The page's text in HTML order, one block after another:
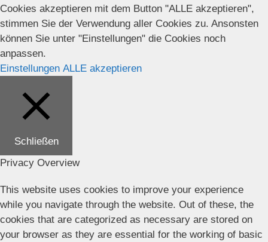
Cookies akzeptieren mit dem Button "ALLE akzeptieren",
stimmen Sie der Verwendung aller Cookies zu. Ansonsten
können Sie unter "Einstellungen" die Cookies noch
anpassen.
Einstellungen ALLE akzeptieren
Schließen
Privacy Overview
This website uses cookies to improve your experience
while you navigate through the website. Out of these, the
cookies that are categorized as necessary are stored on
your browser as they are essential for the working of basic